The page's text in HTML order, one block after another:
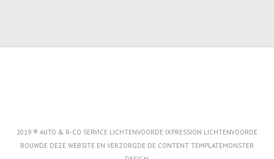
2019 ® AUTO & R-CO SERVICE LICHTENVOORDE IXPRESSION LICHTENVOORDE
BOUWDE DEZE WEBSITE EN VERZORGDE DE CONTENT TEMPLATEMONSTER